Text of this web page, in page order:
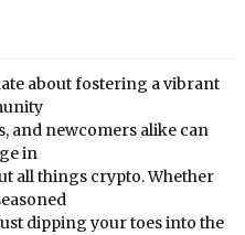
about fostering a vibrant
and newcomers alike can
in
all things crypto. Whether
dipping your toes into the